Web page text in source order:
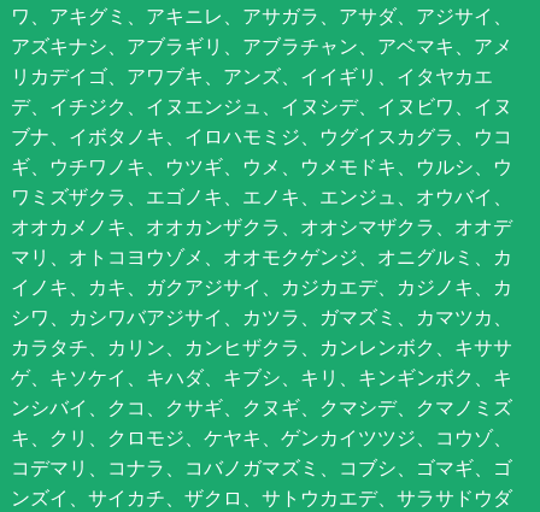
ワ、アキグミ、アキニレ、アサガラ、アサダ、アジサイ、
アズキナシ、アブラギリ、アブラチャン、アベマキ、アメ
リカデイゴ、アワブキ、アンズ、イイギリ、イタヤカエ
デ、イチジク、イヌエンジュ、イヌシデ、イヌビワ、イヌ
ブナ、イボタノキ、イロハモミジ、ウグイスカグラ、ウコ
ギ、ウチワノキ、ウツギ、ウメ、ウメモドキ、ウルシ、ウ
ワミズザクラ、エゴノキ、エノキ、エンジュ、オウバイ、
オオカメノキ、オオカンザクラ、オオシマザクラ、オオデ
マリ、オトコヨウゾメ、オオモクゲンジ、オニグルミ、カ
イノキ、カキ、ガクアジサイ、カジカエデ、カジノキ、カ
シワ、カシワバアジサイ、カツラ、ガマズミ、カマツカ、
カラタチ、カリン、カンヒザクラ、カンレンボク、キササ
ゲ、キソケイ、キハダ、キブシ、キリ、キンギンボク、キ
ンシバイ、クコ、クサギ、クヌギ、クマシデ、クマノミズ
キ、クリ、クロモジ、ケヤキ、ゲンカイツツジ、コウゾ、
コデマリ、コナラ、コバノガマズミ、コブシ、ゴマギ、ゴ
ンズイ、サイカチ、ザクロ、サトウカエデ、サラサドウダ